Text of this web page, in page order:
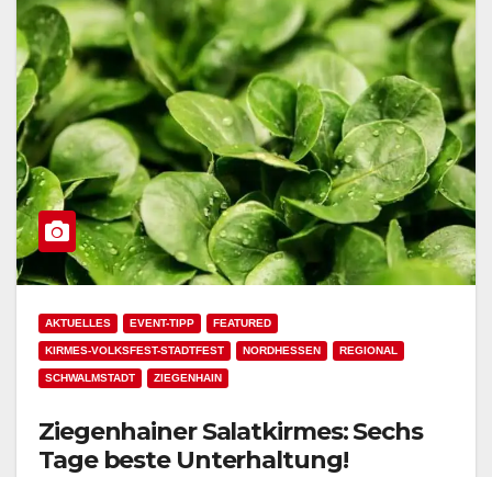
AKTUELLES EVENT-TIPP FEATURED
KIRMES-VOLKSFEST-STADTFEST NORDHESSEN REGIONAL
SCHWALMSTADT ZIEGENHAIN
Ziegenhainer Salatkirmes: Sechs
Tage beste Unterhaltung!